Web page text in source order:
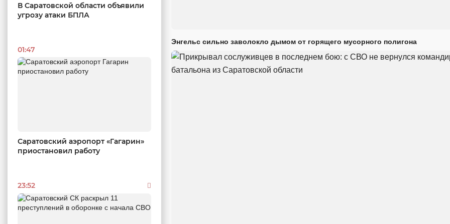
В Саратовской области объявили
угрозу атаки БПЛА
01:47
Саратовский аэропорт «Гагарин»
приостановил работу
23:52
Энгельс сильно заволокло дымом от горящего мусорного полигона